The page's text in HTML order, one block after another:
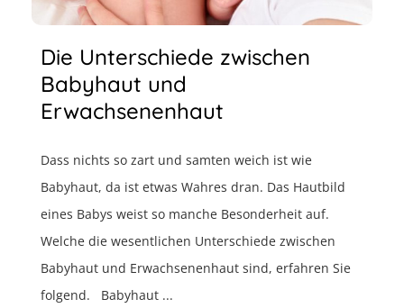
Die Unterschiede zwischen
Babyhaut und
Erwachsenenhaut
Dass nichts so zart und samten weich ist wie
Babyhaut, da ist etwas Wahres dran. Das Hautbild
eines Babys weist so manche Besonderheit auf.
Welche die wesentlichen Unterschiede zwischen
Babyhaut und Erwachsenenhaut sind, erfahren Sie
folgend. Babyhaut ...